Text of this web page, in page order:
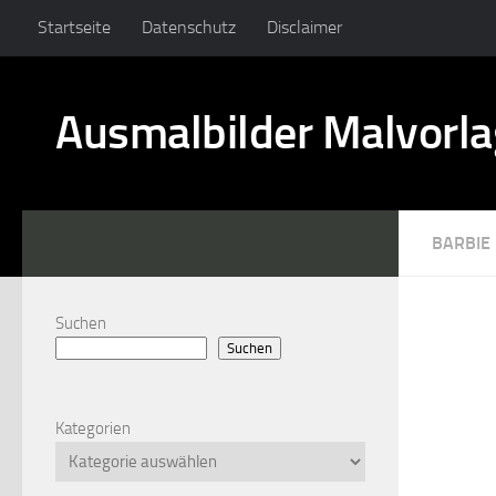
Startseite Datenschutz Disclaimer
Ausmalbilder
BARBIE
Suchen
Suchen
Kategorien